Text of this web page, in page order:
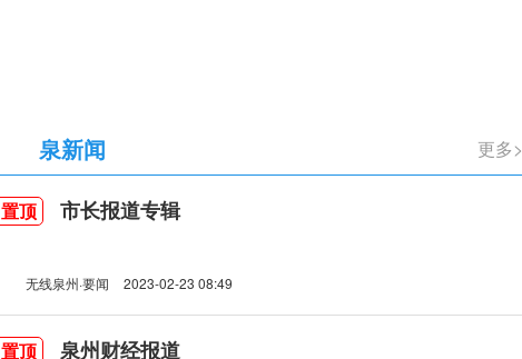
更多>
泉新闻
置顶 市长报道专辑
无线泉州·要闻 2023-02-23 08:49
置顶 泉州财经报道